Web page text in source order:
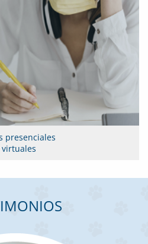
presenciales
virtuales